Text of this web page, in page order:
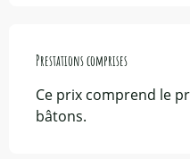
Prestations comprises
Prestations comprises
Ce prix comprend le
bâtons.